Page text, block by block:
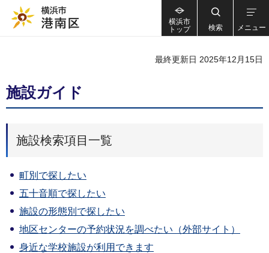
横浜市
トップ
検索 メニュー
最終更新日 2025年12月15日
施設ガイド
施設検索項目一覧
町別で探したい
五十音順で探したい
施設の形態別で探したい
地区センターの予約状況を調べたい（外部サイト）
身近な学校施設が利用できます